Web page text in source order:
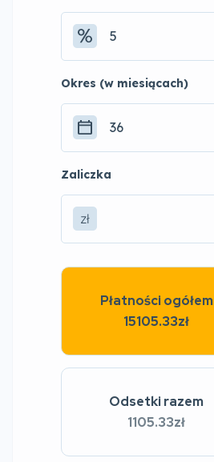
Okres (w miesiącach)
Zaliczka
zł
Odsetki razem
1105.33zł
Płatności ogółem
15105.33zł